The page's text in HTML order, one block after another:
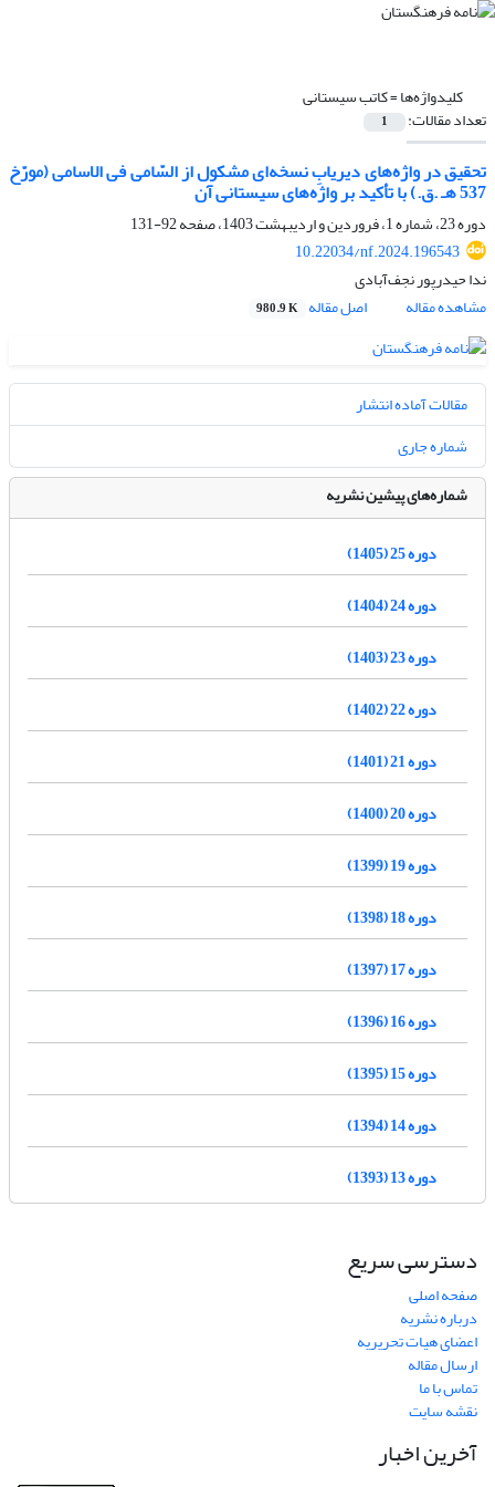
کلیدواژه‌ها =کاتب سیستانی
تعداد مقالات: 1
تحقیق در واژه‌های دیریابِ نسخه‌ای مشکول از السّامی فی الاسامی (مورّخ
537 هـ .ق.) با تأکید بر واژه‌های سیستانی آن
دوره 23، شماره 1، فروردین و اردیبهشت 1403، صفحه
92-131
10.22034/nf.2024.196543
ندا حیدرپور نجف‌آبادی
مشاهده مقاله
اصل مقاله 980.9 K
مقالات آماده انتشار
شماره جاری
شماره‌های پیشین نشریه
دوره 25 (1405)
دوره 24 (1404)
دوره 23 (1403)
دوره 22 (1402)
دوره 21 (1401)
دوره 20 (1400)
دوره 19 (1399)
دوره 18 (1398)
دوره 17 (1397)
دوره 16 (1396)
دوره 15 (1395)
دوره 14 (1394)
دوره 13 (1393)
دسترسی سریع
صفحه اصلی
درباره نشریه
اعضای هیات تحریریه
ارسال مقاله
تماس با ما
نقشه سایت
آخرین اخبار